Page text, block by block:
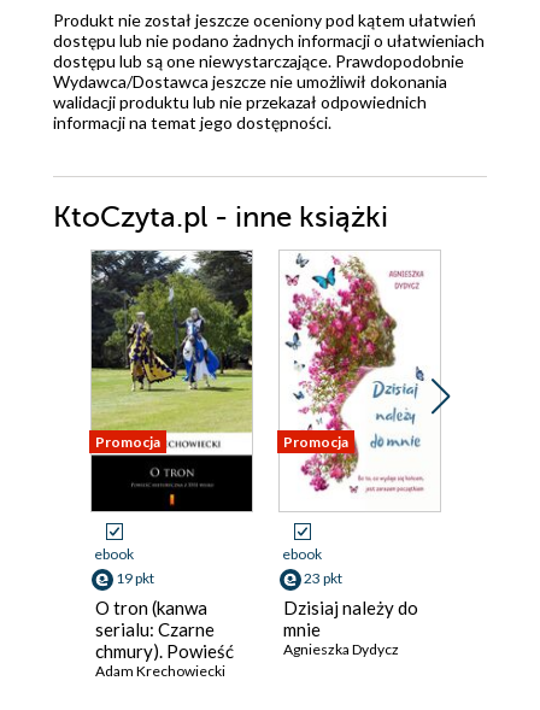
Produkt nie został jeszcze oceniony pod kątem ułatwień
dostępu lub nie podano żadnych informacji o ułatwieniach
dostępu lub są one niewystarczające. Prawdopodobnie
Wydawca/Dostawca jeszcze nie umożliwił dokonania
walidacji produktu lub nie przekazał odpowiednich
informacji na temat jego dostępności.
KtoCzyta.pl - inne książki
Promocja
ebook
19 pkt
O tron (kanwa
serialu: Czarne
chmury). Powieść
historyczna z XVII
Adam Krechowiecki
Promocja
ebook
23 pkt
Dzisiaj należy do
mnie
Agnieszka Dydycz